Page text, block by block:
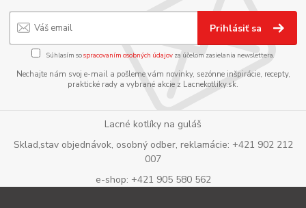
Prihlásiť sa
Súhlasím sospracovaním osobných údajov za účelom zasielania newslettera.
Nechajte nám svoj e-mail a pošleme vám novinky, sezónne inšpirácie, recepty,
praktické rady a vybrané akcie z Lacnekotliky.sk.
Lacné kotlíky na guláš
Sklad,stav objednávok, osobný odber, reklamácie: +421 902 212
007
e-shop: +421 905 580 562